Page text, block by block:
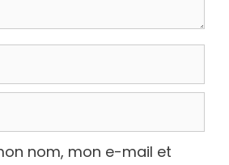
nom, mon e-mail et